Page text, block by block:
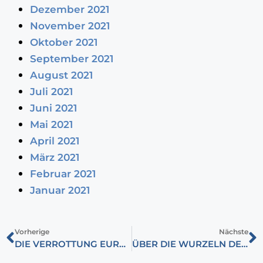
Dezember 2021
November 2021
Oktober 2021
September 2021
August 2021
Juli 2021
Juni 2021
Mai 2021
April 2021
März 2021
Februar 2021
Januar 2021
Vorherige
DIE VERROTTUNG EUROPAS
Nächste
ÜBER DIE WURZELN DES UNGARISCHEN LIBERALISMUS